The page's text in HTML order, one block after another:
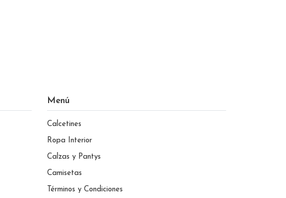
Menú
Calcetines
Ropa Interior
Calzas y Pantys
Camisetas
Términos y Condiciones